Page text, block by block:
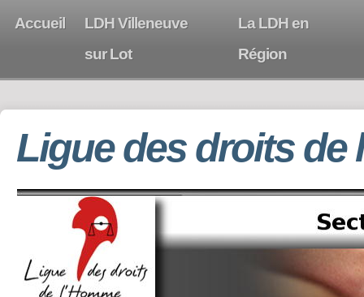
Accueil
LDH Villeneuve
sur Lot
La LDH en
Région
Ligue des droits de